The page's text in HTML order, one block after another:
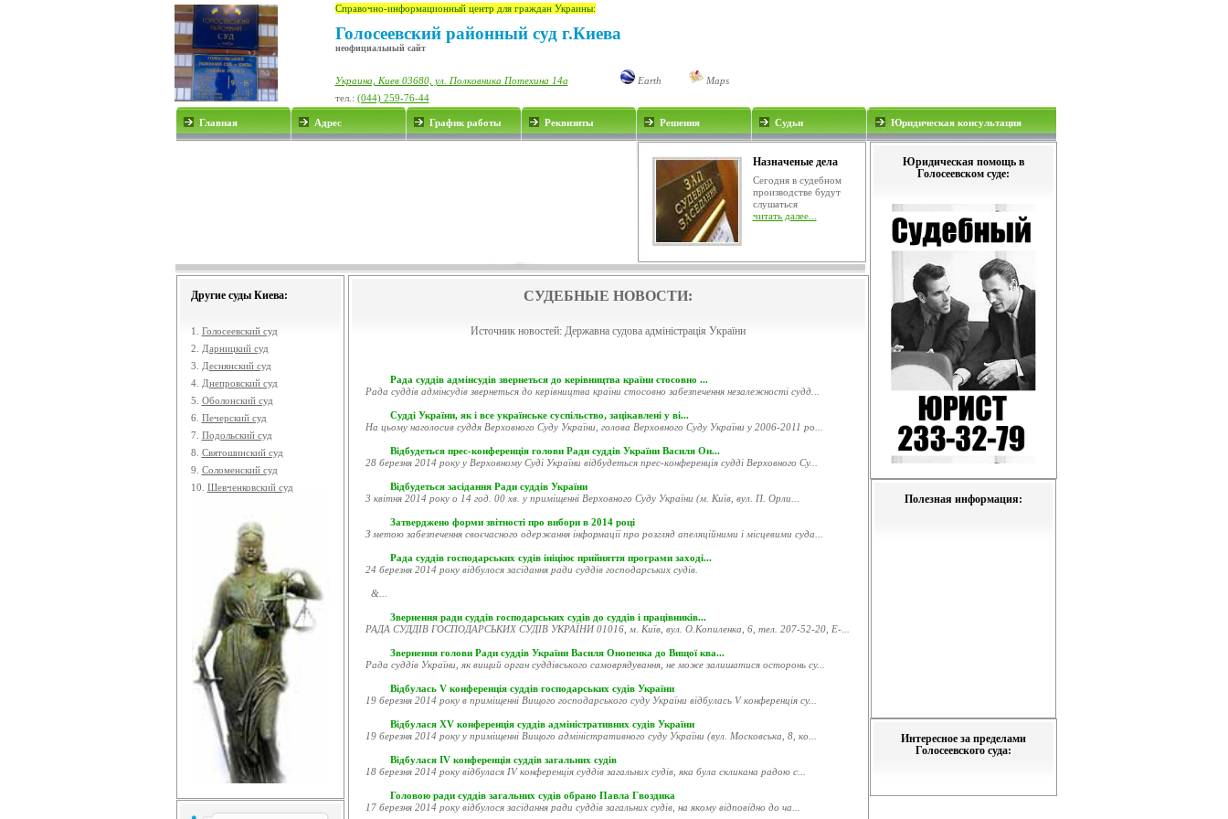
Справочно-информационный центр для граждан Украины:
Голосеевский районный суд г.Киева
неофициальный сайт
Украина, Киев 03680, ул. Полковника Потехина 14а Earth
Maps
тел.: (044) 259-76-44
Главная Адрес График работы Реквизиты Решения Судьи Юридическая консультация
Назначеные дела
Сегодня в судебном
производстве будут
слушаться
читать далее...
Юридическая помощь в
Голосеевском суде:
Полезная информация:
Интересное за пределами
Голосеевского суда:
Другие суды Киева:
1. Голосеевский суд
2.
Дарницкий суд
3.
Деснянский суд
4. Днепровский суд
5. Оболонский суд
6. Печерский суд
7. Подольский суд
8. Святошинский суд
9. Соломенский суд
10. Шевченковский суд
СУДЕБНЫЕ НОВОСТИ:
Источник новостей: Державна судова адміністрація України
Рада суддів адмінсудів звернеться до керівництва країни стосовно ...
Рада суддів адмінсудів звернеться до керівництва країни стосовно забезпечення незалежності судд...
Судді України, як і все українське суспільство, зацікавлені у ві...
На цьому наголосив суддя Верховного Суду України, голова Верховного Суду України у 2006-2011 ро...
Відбудеться прес-конференція голови Ради суддів України Василя Он...
28 березня 2014 року у Верховному Суді України відбудеться прес-конференція судді Верховного Су...
Відбудеться засідання Ради суддів України
3 квітня 2014 року о 14 год. 00 хв. у приміщенні Верховного Суду України (м. Київ, вул. П. Орли...
Затверджено форми звітності про вибори в 2014 році
З метою забезпечення своєчасного одержання інформації про розгляд апеляційними і місцевими суда...
Рада суддів господарських судів ініціює прийняття програми заході...
24 березня 2014 року відбулося засідання ради суддів господарських судів.
&...
Звернення ради суддів господарських судів до суддів і працівників...
РАДА СУДДІВ ГОСПОДАРСЬКИХ СУДІВ УКРАЇНИ 01016, м. Київ, вул. О.Копиленка, 6, тел. 207-52-20, E-...
Звернення голови Ради суддів України Василя Онопенка до Вищої ква...
Рада суддів України, як вищий орган суддівського самоврядування, не може залишатися осторонь су...
Відбулась V конференція суддів господарських судів України
19 березня 2014 року в приміщенні Вищого господарського суду України відбулась V конференція су...
Відбулася XV конференція суддів адміністративних судів України
19 березня 2014 року у приміщенні Вищого адміністративного суду України (вул. Московська, 8, ко...
Відбулася ІV конференція суддів загальних судів
18 березня 2014 року відбулася ІV конференція суддів загальних судів, яка була скликана радою с...
Головою ради суддів загальних судів обрано Павла Гвоздика
17 березня 2014 року відбулося засідання ради суддів загальних судів, на якому відповідно до ча...